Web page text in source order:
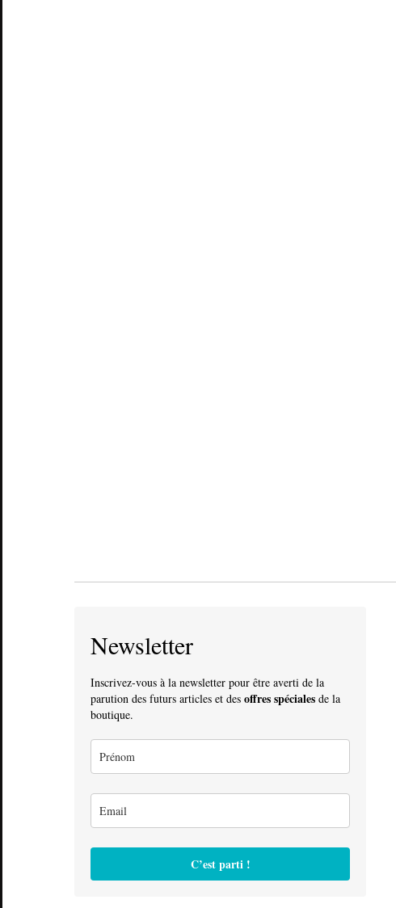
Newsletter
Inscrivez-vous à la newsletter pour être averti de la
parution des futurs articles et desoffres spécialesde la
boutique.
C’est parti !